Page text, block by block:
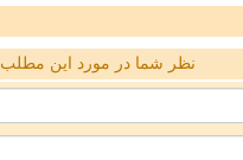
نظر شما در مورد این مطلب